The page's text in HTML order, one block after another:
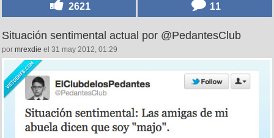
2621 11
Situación sentimental actual por @PedantesClub
por mrexdie el 31 may 2012, 01:29